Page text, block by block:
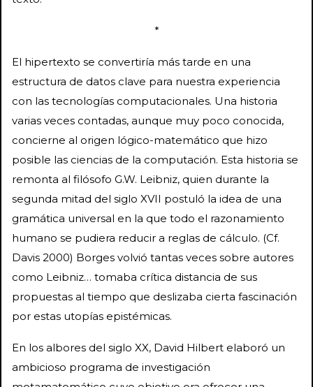
*
El hipertexto se convertiría más tarde en una
estructura de datos clave para nuestra experiencia
con las tecnologías computacionales. Una historia
varias veces contadas, aunque muy poco conocida,
concierne al origen lógico-matemático que hizo
posible las ciencias de la computación. Esta historia se
remonta al filósofo G.W. Leibniz, quien durante la
segunda mitad del siglo XVII postuló la idea de una
gramática universal en la que todo el razonamiento
humano se pudiera reducir a reglas de cálculo. (Cf.
Davis 2000) Borges volvió tantas veces sobre autores
como Leibniz… tomaba crítica distancia de sus
propuestas al tiempo que deslizaba cierta fascinación
por estas utopías epistémicas.
En los albores del siglo XX, David Hilbert elaboró un
ambicioso programa de investigación